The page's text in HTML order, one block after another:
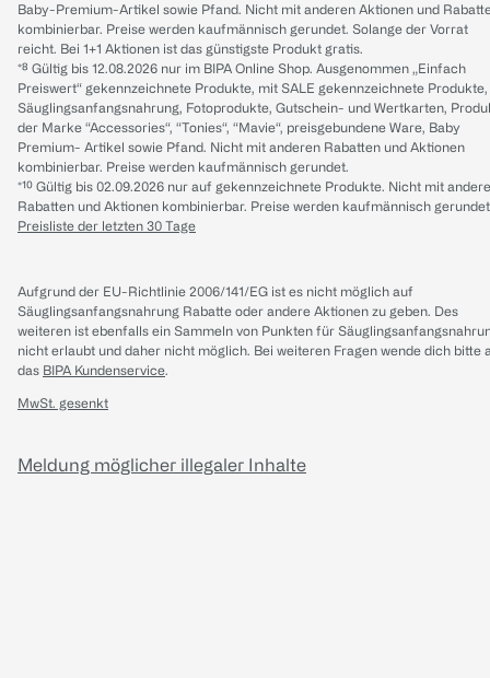
Baby-Premium-Artikel sowie Pfand. Nicht mit anderen Aktionen und
kombinierbar. Preise werden kaufmännisch gerundet. Solange der Vorrat
reicht. Bei 1+1 Aktionen ist das günstigste Produkt gratis.
*⁸ Gültig bis 12.08.2026 nur im BIPA Online Shop. Ausgenommen „Einfach
Preiswert“ gekennzeichnete Produkte, mit SALE gekennzeichnete Produkte,
Säuglingsanfangsnahrung, Fotoprodukte, Gutschein- und Wertkarten,
der Marke “Accessories“, “Tonies“, “Mavie“, preisgebundene Ware, Baby
Premium- Artikel sowie Pfand. Nicht mit anderen Rabatten und Aktionen
kombinierbar. Preise werden kaufmännisch gerundet.
*¹⁰ Gültig bis 02.09.2026 nur auf gekennzeichnete Produkte. Nicht mit
Rabatten und Aktionen kombinierbar. Preise werden kaufmännisch
Preisliste der letzten 30 Tage
Aufgrund der EU-Richtlinie 2006/141/EG ist es nicht möglich auf
Säuglingsanfangsnahrung Rabatte oder andere Aktionen zu geben. Des
weiteren ist ebenfalls ein Sammeln von Punkten für
nicht erlaubt und daher nicht möglich. Bei weiteren Fragen wende dich bitte
das BIPA Kundenservice.
MwSt. gesenkt
Meldung möglicher illegaler Inhalte